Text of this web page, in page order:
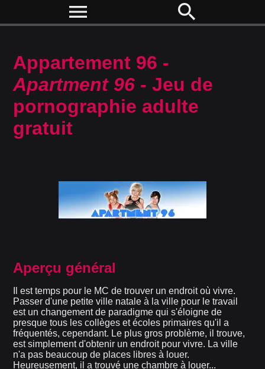
menu search
Appartement 96 -
Apartment 96 - Jeu de
pornographie adulte
gratuit
Aperçu général
Il est temps pour le MC de trouver un endroit où vivre.
Passer d'une petite ville natale à la ville pour le travail
est un changement de paradigme qui s'éloigne de
presque tous les collèges et écoles primaires qu'il a
fréquentés, cependant. Le plus gros problème, il trouve,
est simplement d'obtenir un endroit pour vivre. La ville
n'a pas beaucoup de places libres à louer.
Heureusement, il a trouvé une chambre à louer...